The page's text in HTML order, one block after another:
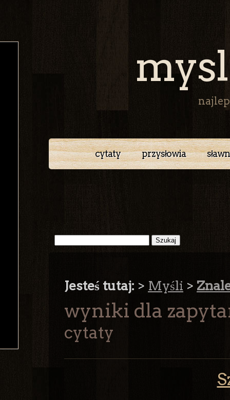
cytaty przysłowia
Jesteś tutaj: > Myśli >
wyniki dla
cytaty